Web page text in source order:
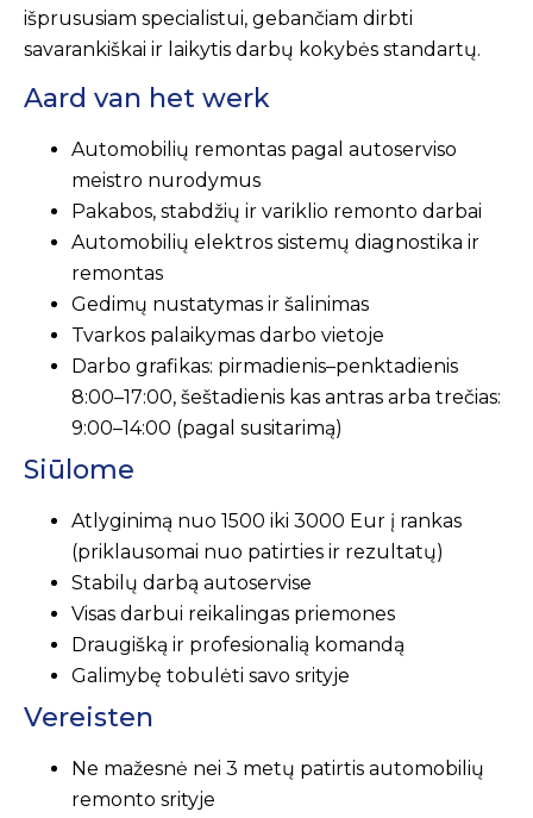
išprususiam specialistui, gebančiam dirbti
savarankiškai ir laikytis darbų kokybės standartų.
Aard van het werk
Automobilių remontas pagal autoserviso
meistro nurodymus
Pakabos, stabdžių ir variklio remonto darbai
Automobilių elektros sistemų diagnostika ir
remontas
Gedimų nustatymas ir šalinimas
Tvarkos palaikymas darbo vietoje
Darbo grafikas: pirmadienis–penktadienis
8:00–17:00, šeštadienis kas antras arba trečias:
9:00–14:00 (pagal susitarimą)
Siūlome
Atlyginimą nuo 1500 iki 3000 Eur į rankas
(priklausomai nuo patirties ir rezultatų)
Stabilų darbą autoservise
Visas darbui reikalingas priemones
Draugišką ir profesionalią komandą
Galimybę tobulėti savo srityje
Vereisten
Ne mažesnė nei 3 metų patirtis automobilių
remonto srityje